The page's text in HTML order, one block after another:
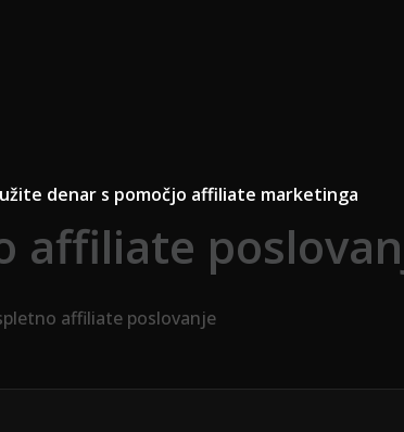
denar s pomočjo affiliate marketinga
affiliate
affiliate poslovanje